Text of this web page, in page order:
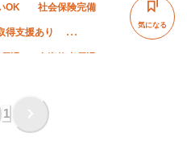
OK 社会保険完備
得支援あり
遇 有資格者優遇
気になる
1